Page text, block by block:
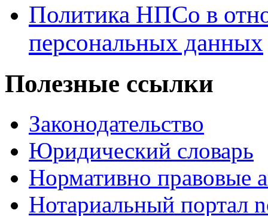
Политика НПСо в
персональных данных
Полезные ссылки
Законодательство
Юридический словарь
Нормативно правовые
Нотариальный портал